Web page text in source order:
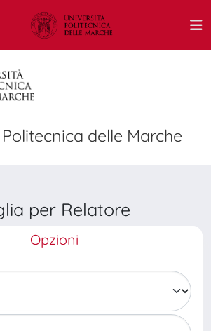
delle Marche
per Relatore
Opzioni